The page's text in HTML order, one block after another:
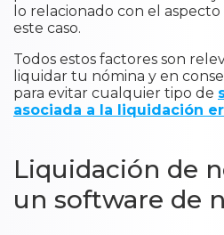
lo relacionado con el
este caso.
Todos estos factores son
liquidar tu nómina y en
para evitar cualquier tipo de
asociada a la liquidación
​Liquidación de
un software de